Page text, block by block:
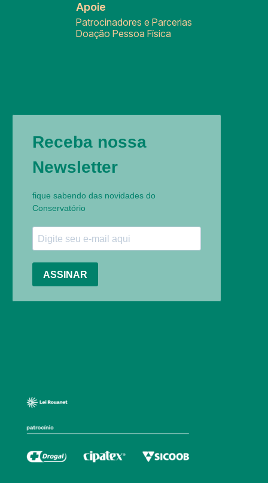
Apoie
Patrocinadores e Parcerias
Doação Pessoa Física